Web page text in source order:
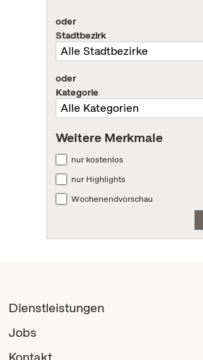
oder
Stadtbezirk
oder
Kategorie
Weitere Merkmale
nur kostenlos
nur Highlights
Wochenendvorschau
Dienstleistungen
Jobs